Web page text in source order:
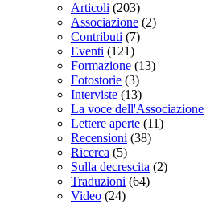
Articoli (203)
Associazione (2)
Contributi (7)
Eventi (121)
Formazione (13)
Fotostorie (3)
Interviste (13)
La voce dell'Associazione
Lettere aperte (11)
Recensioni (38)
Ricerca (5)
Sulla decrescita (2)
Traduzioni (64)
Video (24)